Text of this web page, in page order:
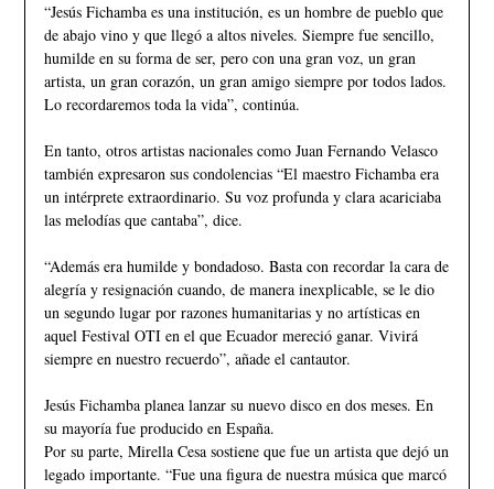
“Jesús Fichamba es una institución, es un hombre de pueblo que
de abajo vino y que llegó a altos niveles. Siempre fue sencillo,
humilde en su forma de ser, pero con una gran voz, un gran
artista, un gran corazón, un gran amigo siempre por todos lados.
Lo recordaremos toda la vida”, continúa.
En tanto, otros artistas nacionales como Juan Fernando Velasco
también expresaron sus condolencias “El maestro Fichamba era
un intérprete extraordinario. Su voz profunda y clara acariciaba
las melodías que cantaba”, dice.
“Además era humilde y bondadoso. Basta con recordar la cara de
alegría y resignación cuando, de manera inexplicable, se le dio
un segundo lugar por razones humanitarias y no artísticas en
aquel Festival OTI en el que Ecuador mereció ganar. Vivirá
siempre en nuestro recuerdo”, añade el cantautor.
Jesús Fichamba planea lanzar su nuevo disco en dos meses. En
su mayoría fue producido en España.
Por su parte, Mirella Cesa sostiene que fue un artista que dejó un
legado importante. “Fue una figura de nuestra música que marcó